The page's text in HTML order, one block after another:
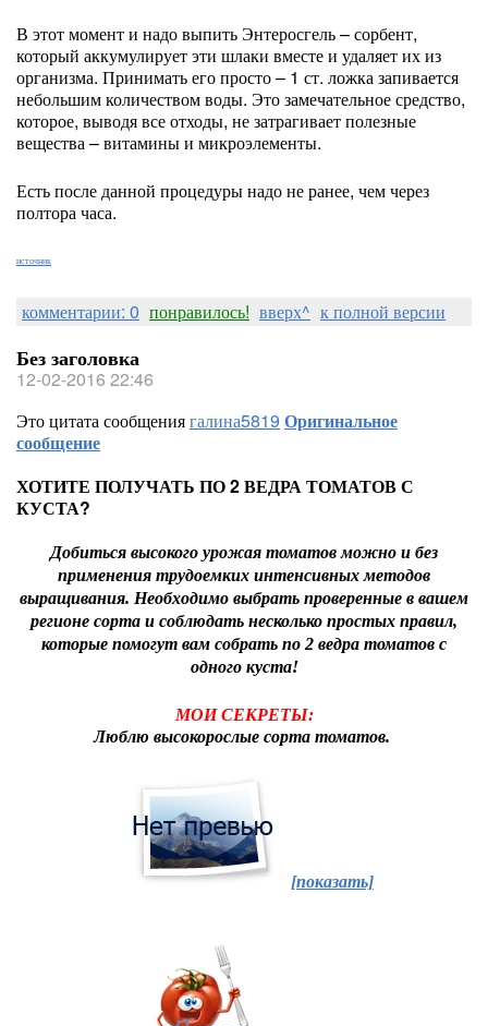
В этот момент и надо выпить Энтеросгель – сорбент,
который аккумулирует эти шлаки вместе и удаляет их из
организма. Принимать его просто – 1 ст. ложка запивается
небольшим количеством воды. Это замечательное средство,
которое, выводя все отходы, не затрагивает полезные
вещества – витамины и микроэлементы.
Есть после данной процедуры надо не ранее, чем через
полтора часа.
источник
комментарии: 0 понравилось! вверх^ к полной версии
Без заголовка
12-02-2016 22:46
Это цитата сообщениягалина5819 Оригинальное
сообщение
ХОТИТЕ ПОЛУЧАТЬ ПО 2 ВЕДРА ТОМАТОВ С
КУСТА?
Добиться высокого урожая томатов можно и без
применения трудоемких интенсивных методов
выращивания. Необходимо выбрать проверенные в вашем
регионе сорта и соблюдать несколько простых правил,
которые помогут вам собрать по 2 ведра томатов с
одного куста!
МОИ СЕКРЕТЫ:
Люблю высокорослые сорта томатов.
[показать]